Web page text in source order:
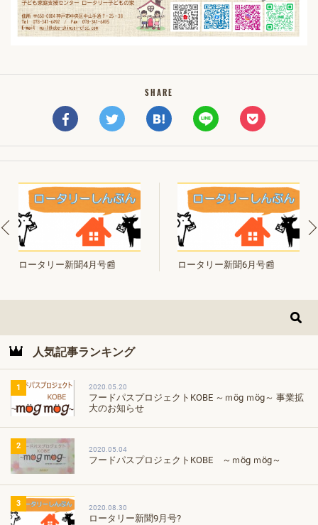
SHARE
ロータリー新聞4月号📰 ロータリー新聞6月号📰
人気記事ランキング
1 2020.05.20
フードパスプロジェクトKOBE ～ｍög ｍög～ 事業拡
大のお知らせ
2 2020.05.04
フードパスプロジェクトKOBE ～ｍög ｍög～
3 2020.08.30
ロータリー新聞9月号?